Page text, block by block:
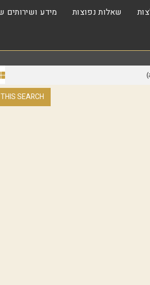
שאלות נפוצות מידע ושירותים
SEARCH